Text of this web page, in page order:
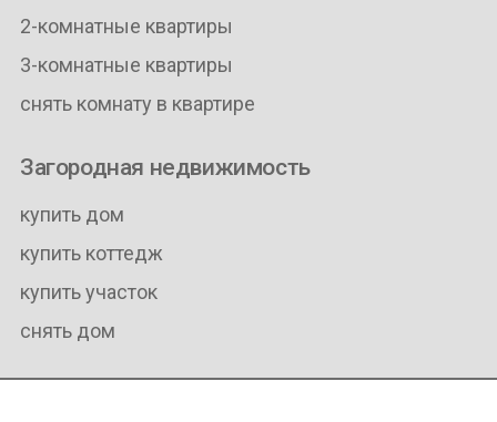
2-комнатные квартиры
3-комнатные квартиры
снять комнату в квартире
Загородная недвижимость
купить дом
купить коттедж
купить участок
снять дом